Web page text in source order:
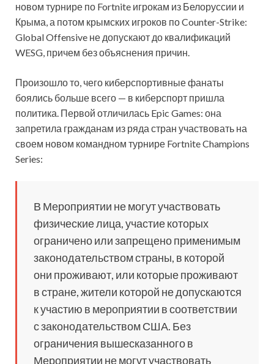
новом турнире по Fortnite игрокам из Белоруссии и
Крыма, а потом крымских игроков по Counter-Strike:
Global Offensive не допускают до квалификаций
WESG, причем без объяснения причин.
Произошло то, чего киберспортивные фанаты
боялись больше всего — в киберспорт пришла
политика. Первой отличилась Epic Games: она
запретила гражданам из ряда стран участвовать на
своем новом командном турнире Fortnite Champions
Series:
В Мероприятии не могут участвовать
физические лица, участие которых
ограничено или запрещено применимым
законодательством страны, в которой
они проживают, или которые проживают
в стране, жители которой не допускаются
к участию в мероприятии в соответствии
с законодательством США. Без
ограничения вышесказанного в
Мероприятии не могут участвовать